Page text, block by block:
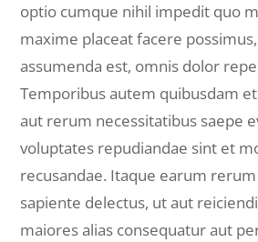
optio cumque nihil impedit quo
maxime placeat facere
assumenda est, omnis dolor
Temporibus autem quibusdam
aut rerum necessitatibus saepe
voluptates repudiandae sint et
recusandae. Itaque earum
sapiente delectus, ut aut
maiores alias consequatur aut